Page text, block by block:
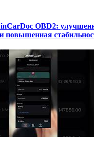
OBD2:
повышенная